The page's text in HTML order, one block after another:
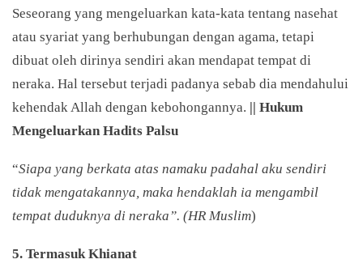
Seseorang yang mengeluarkan kata-kata tentang nasehat
atau syariat yang berhubungan dengan agama, tetapi
dibuat oleh dirinya sendiri akan mendapat tempat di
neraka. Hal tersebut terjadi padanya sebab dia mendahului
kehendak Allah dengan kebohongannya. || Hukum
Mengeluarkan Hadits Palsu
“Siapa yang berkata atas namaku padahal aku sendiri
tidak mengatakannya, maka hendaklah ia mengambil
tempat duduknya di neraka”. (HR Muslim)
5. Termasuk Khianat